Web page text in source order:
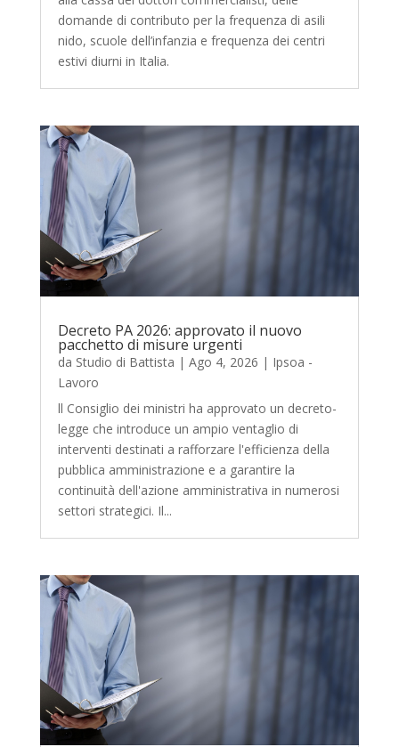
domande di contributo per la frequenza di asili
nido, scuole dell’infanzia e frequenza dei centri
estivi diurni in Italia.
Decreto PA 2026: approvato il nuovo
pacchetto di misure urgenti
da Studio di Battista | Ago 4, 2026 | Ipsoa -
Lavoro
ll Consiglio dei ministri ha approvato un decreto-
legge che introduce un ampio ventaglio di
interventi destinati a rafforzare l'efficienza della
pubblica amministrazione e a garantire la
continuità dell'azione amministrativa in numerosi
settori strategici. Il...